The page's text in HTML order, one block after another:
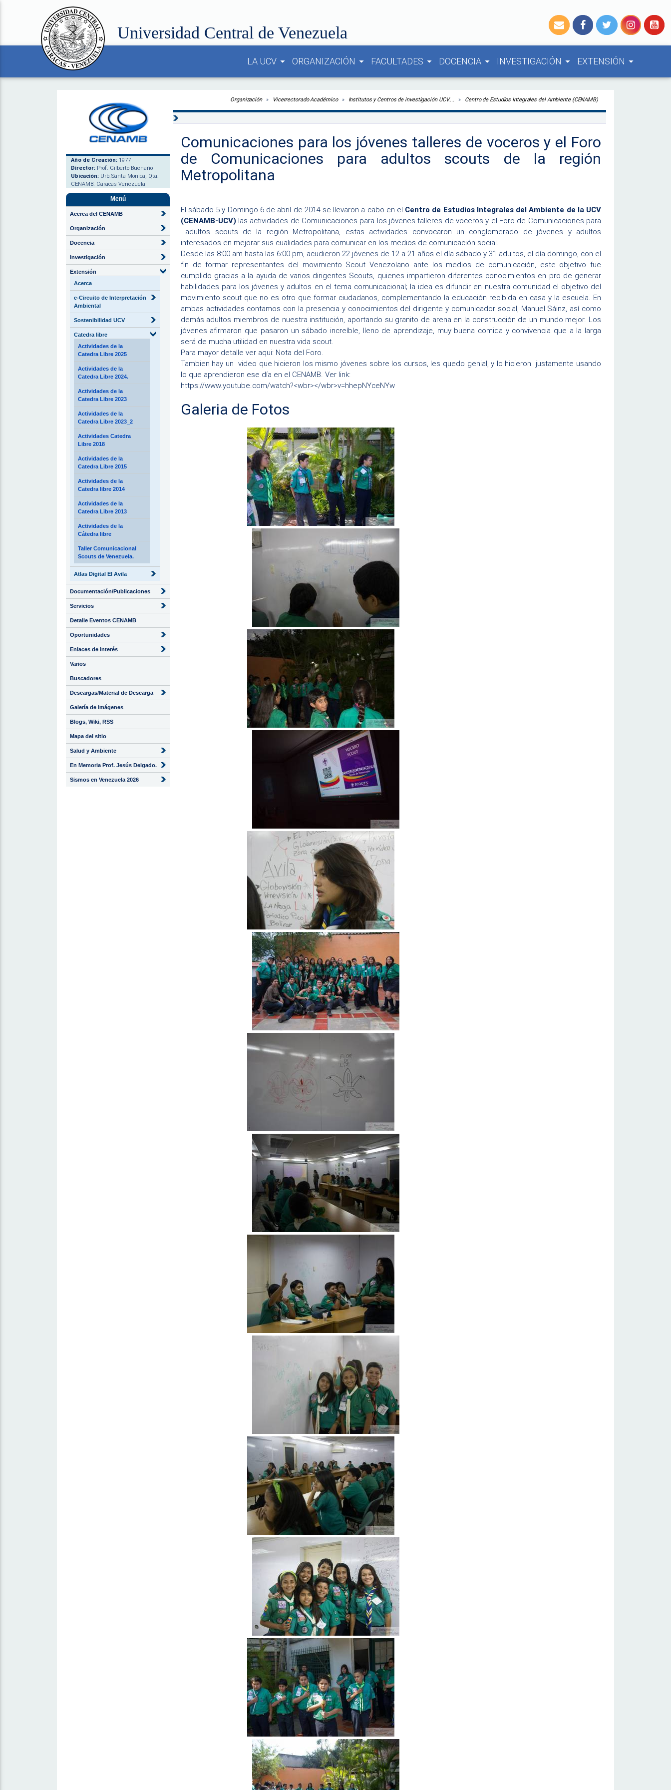
Universidad Central de Venezuela
LA UCV arrow_drop_down ORGANIZACIÓN arrow_drop_down FACULTADES arrow_drop_down DOCENCIA arrow_drop_down INVESTIGACIÓN arrow_drop_down EXTENSIÓN arrow_drop_down
Año de Creación: 1977
Director: Prof. Gilberto Buenaño
Ubicación: Urb.Santa Monica, Qta.
CENAMB. Caracas Venezuela
Menú
Acerca del CENAMB
Organización
Docencia
Investigación
Extensión
Acerca
e-Circuito de Interpretación
Ambiental
Sostenibilidad UCV
Catedra libre
Actividades de la
Catedra Libre 2025
Actividades de la
Catedra Libre 2024.
Actividades de la
Catedra Libre 2023
Actividades de la
Catedra Libre 2023_2
Actividades Catedra
Libre 2018
Actividades de la
Catedra Libre 2015
Actividades de la
Catedra libre 2014
Actividades de la
Catedra Libre 2013
Actividades de la
Cátedra libre
Taller Comunicacional
Scouts de Venezuela.
Atlas Digital El Avila
Documentación/Publicaciones
Servicios
Detalle Eventos CENAMB
Oportunidades
Enlaces de interés
Varios
Buscadores
Descargas/Material de Descarga
Galería de imágenes
Blogs, Wiki, RSS
Mapa del sitio
Salud y Ambiente
En Memoria Prof. Jesús Delgado.
Sismos en Venezuela 2026
Organización Vicerrectorado Académico Institutos y Centros de investigación UCV.... Centro de Estudios Integrales del Ambiente (CENAMB)
Comunicaciones para los jóvenes talleres de voceros y el Foro
de Comunicaciones para adultos scouts de la región
Metropolitana
El sábado 5 y Domingo 6 de abril de 2014 se llevaron a cabo en el Centro de Estudios Integrales del Ambiente de la UCV
(CENAMB-UCV) las actividades de Comunicaciones para los jóvenes talleres de voceros y el Foro de Comunicaciones para
adultos scouts de la región Metropolitana, estas actividades convocaron un conglomerado de jóvenes y adultos
interesados en mejorar sus cualidades para comunicar en los medios de comunicación social.
Desde las 8:00 am hasta las 6:00 pm, acudieron 22 jóvenes de 12 a 21 años el día sábado y 31 adultos, el día domingo, con el
fin de formar representantes del movimiento Scout Venezolano ante los medios de comunicación, este objetivo fue
cumplido gracias a la ayuda de varios dirigentes Scouts, quienes impartieron diferentes conocimientos en pro de generar
habilidades para los jóvenes y adultos en el tema comunicacional; la idea es difundir en nuestra comunidad el objetivo del
movimiento scout que no es otro que formar ciudadanos, complementando la educación recibida en casa y la escuela. En
ambas actividades contamos con la presencia y conocimientos del dirigente y comunicador social, Manuel Sáinz, así como
demás adultos miembros de nuestra institución, aportando su granito de arena en la construcción de un mundo mejor. Los
jóvenes afirmaron que pasaron un sábado increíble, lleno de aprendizaje, muy buena comida y convivencia que a la larga
será de mucha utilidad en nuestra vida scout.
Para mayor detalle ver aqui: Nota del Foro.
Tambien hay un video que hicieron los mismo jóvenes sobre los cursos, les quedo genial, y lo hicieron justamente usando
lo que aprendieron ese día en el CENAMB. Ver link:
https://www.youtube.com/watch?<wbr></wbr>v=hhepNYceNYw
Galeria de Fotos